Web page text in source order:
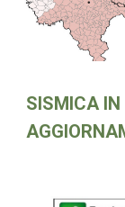
SISMICA IN